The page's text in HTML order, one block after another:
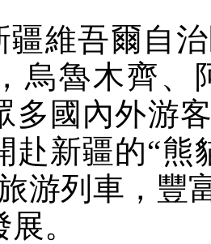
疆維吾爾自
烏魯木齊、
多國內外游
赴新疆的“
游列車，豐
。